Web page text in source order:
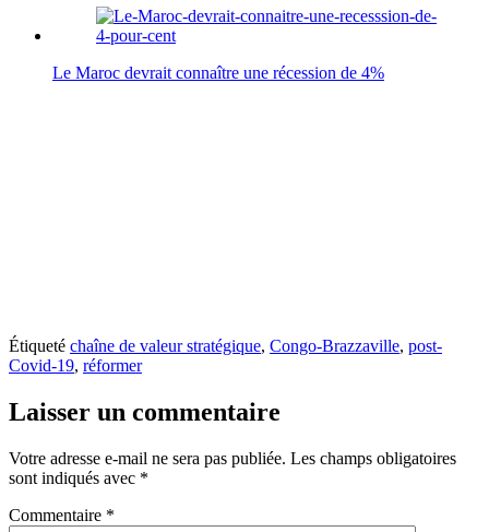
Le Maroc devrait connaître une récession de 4%
Étiqueté chaîne de valeur stratégique, Congo-Brazzaville, post-
Covid-19, réformer
Laisser un commentaire
Votre adresse e-mail ne sera pas publiée. Les champs obligatoires
sont indiqués avec *
Commentaire *